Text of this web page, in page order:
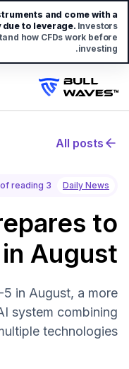
All posts
Daily News
3 minutes of reading
to
August
in August, a more
system combining
technologies.
and come with a
to leverage. Investors
how CFDs work before
investing.